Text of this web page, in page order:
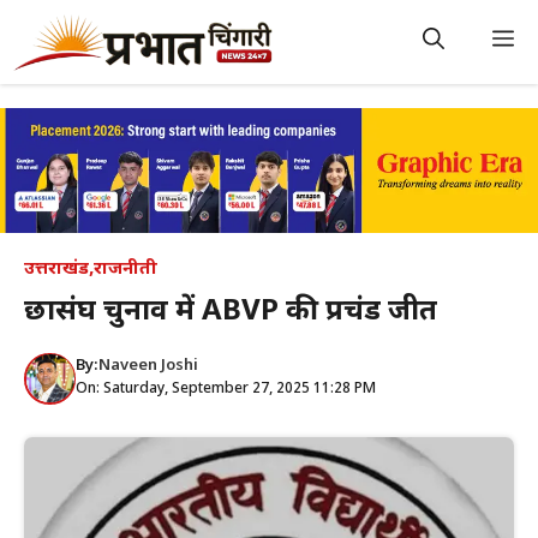
content
उत्तराखंड,राजनीती
छात्रसंघ चुनाव में ABVP की प्रचंड जीत
By:Naveen Joshi
On: Saturday, September 27, 2025 11:28 PM